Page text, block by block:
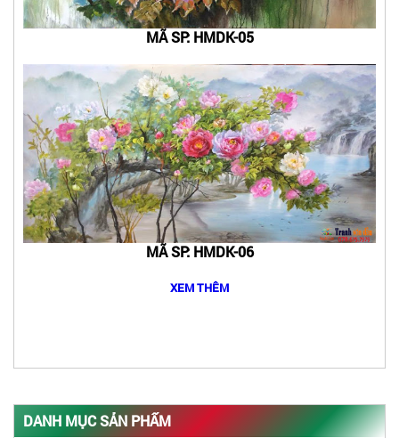
MÃ SP: HMDK-05
MÃ SP: HMDK-06
XEM THÊM
DANH MỤC SẢN PHẨM